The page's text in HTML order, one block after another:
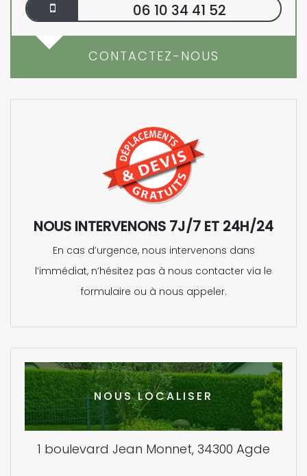
06 10 34 41 52
CONTACTEZ-NOUS
NOUS INTERVENONS 7J/7 ET 24H/24
En cas d’urgence, nous intervenons dans
l’immédiat, n’hésitez pas à nous contacter via le
formulaire ou à nous appeler.
NOUS LOCALISER
1 boulevard Jean Monnet, 34300 Agde